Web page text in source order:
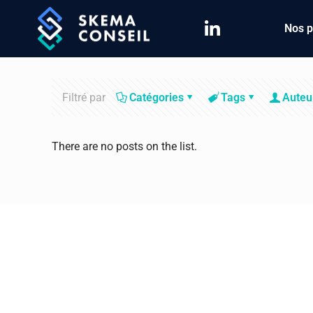
Nos
Filtré par Catégories Tags
There are no posts on the list.